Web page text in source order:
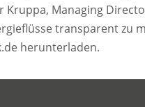
Kruppa, Managing
transparent zu
herunterladen.